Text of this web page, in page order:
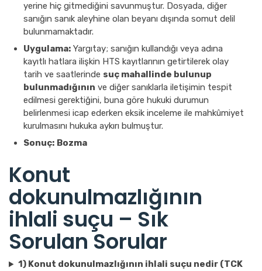
yerine hiç gitmediğini savunmuştur. Dosyada, diğer
sanığın sanık aleyhine olan beyanı dışında somut delil
bulunmamaktadır.
Uygulama: Yargıtay; sanığın kullandığı veya adına
kayıtlı hatlara ilişkin HTS kayıtlarının getirtilerek olay
tarih ve saatlerinde suç mahallinde bulunup
bulunmadığının ve diğer sanıklarla iletişimin tespit
edilmesi gerektiğini, buna göre hukuki durumun
belirlenmesi icap ederken eksik inceleme ile mahkûmiyet
kurulmasını hukuka aykırı bulmuştur.
Sonuç: Bozma
Konut
dokunulmazlığının
ihlali suçu – Sık
Sorulan Sorular
1) Konut dokunulmazlığının ihlali suçu nedir (TCK